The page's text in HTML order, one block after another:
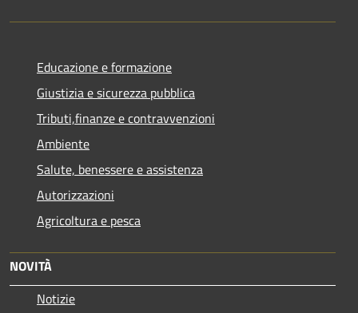
Educazione e formazione
Giustizia e sicurezza pubblica
Tributi,finanze e contravvenzioni
Ambiente
Salute, benessere e assistenza
Autorizzazioni
Agricoltura e pesca
NOVITÀ
Notizie